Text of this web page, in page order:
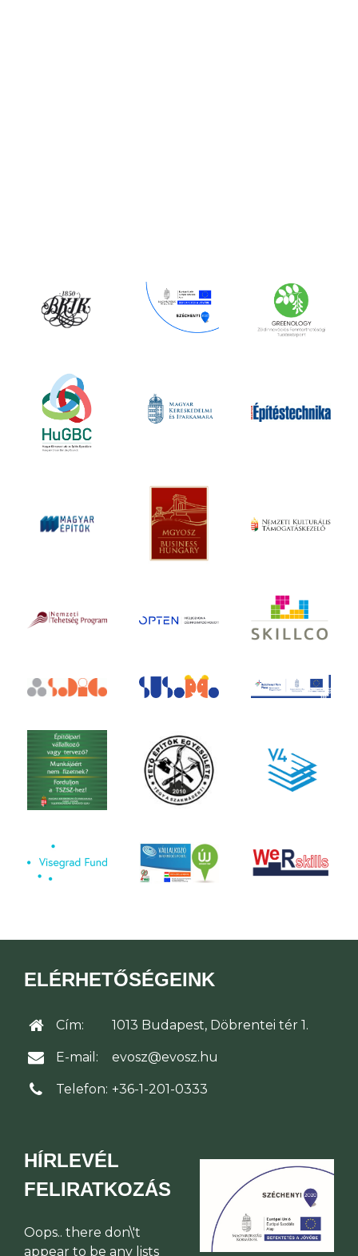
ELÉRHETŐSÉGEINK
Cím: 1013 Budapest, Döbrentei tér 1.
E-mail: evosz@evosz.hu
Telefon: +36-1-201-0333
HÍRLEVÉL
FELIRATKOZÁS
Oops.. there don\'t
appear to be any lists